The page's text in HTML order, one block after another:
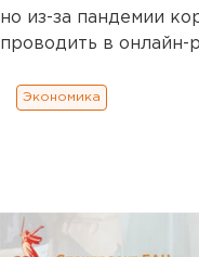
но из-за пандемии
проводить в онлайн-
Экономика